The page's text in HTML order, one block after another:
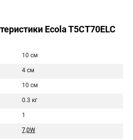
Ecola T5CT70ELC
10 см
4 см
10 см
0.3 кг
1
7,0W